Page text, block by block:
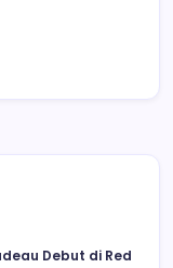
Debut di Red